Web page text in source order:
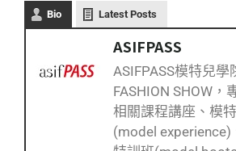
Bio Latest Posts
ASIFPASS
ASIFPASS模特兒學
FASHION SHOW，
相關課程講座、模
(model experience)